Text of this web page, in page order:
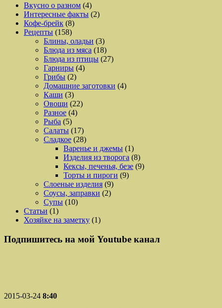
Вкусно о разном (4)
Интересные факты (2)
Кофе-брейк (8)
Рецепты (158)
Блины, оладьи (3)
Блюда из мяса (18)
Блюда из птицы (27)
Гарниры (4)
Грибы (2)
Домашние заготовки (4)
Каши (3)
Овощи (22)
Разное (4)
Рыба (5)
Салаты (17)
Сладкое (28)
Варенье и джемы (1)
Изделия из творога (8)
Кексы, печенья, безе (9)
Торты и пироги (9)
Слоеные изделия (9)
Соусы, заправки (2)
Супы (10)
Статьи (1)
Хозяйке на заметку (1)
Подпишитесь на мой Youtube канал
2015-03-24 8:40